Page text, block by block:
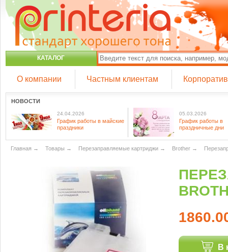
КАТАЛОГ
О компании Частным клиентам
НОВОСТИ
24.04.2026
График работы в майские
праздники
05.03.2026
График работы в
праздничные дни
Главная → Товары → Перезаправляемые картриджи → Brother →
В